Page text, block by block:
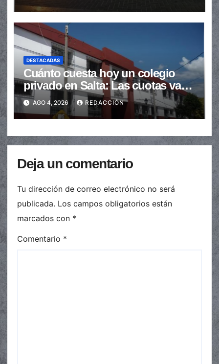
DESTACADAS
Cuánto cuesta hoy un colegio
privado en Salta: Las cuotas van
de $110.000 a más de $600.000
AGO 4, 2026 REDACCIÓN
Deja un comentario
Tu dirección de correo electrónico no será
publicada. Los campos obligatorios están
marcados con *
Comentario *